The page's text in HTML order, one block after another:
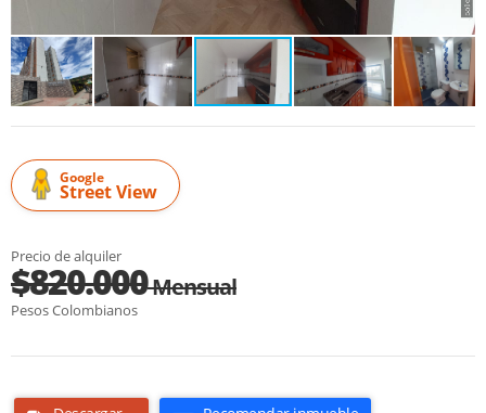
Google
Street View
Precio de alquiler
$820.000Mensual
Pesos Colombianos